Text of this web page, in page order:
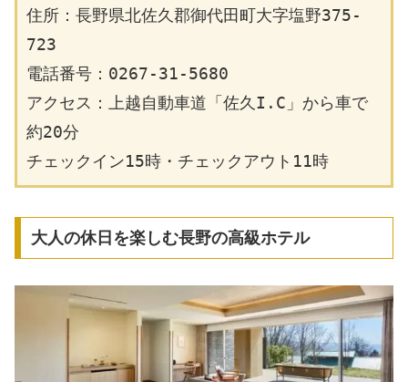
住所：長野県北佐久郡御代田町大字塩野375-
723
電話番号：0267-31-5680
アクセス：上越自動車道「佐久I.C」から車で
約20分
チェックイン15時・チェックアウト11時
大人の休日を楽しむ長野の高級ホテル